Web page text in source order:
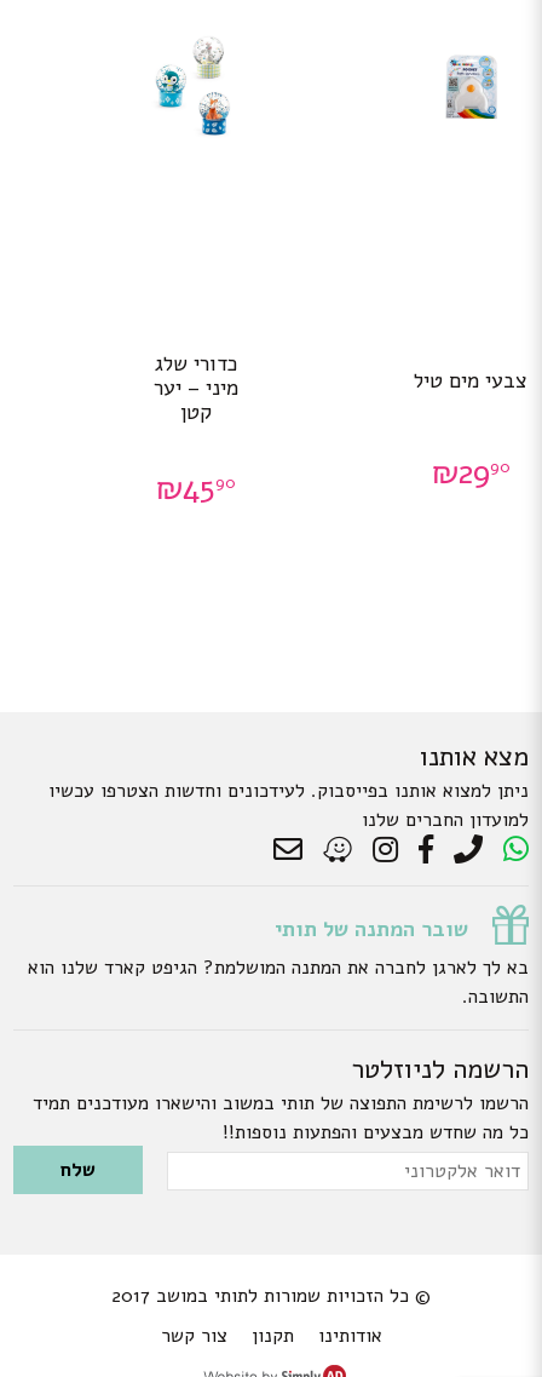
צבעי מים טיל
₪2990
כדורי שלג
מיני – יער
קטן
₪4590
מצא אותנו
ניתן למצוא אותנו בפייסבוק. לעידכונים וחדשות הצטרפו עכשיו
למועדון החברים שלנו
שובר המתנה של תותי
בא לך לארגן לחברה את המתנה המושלמת? הגיפט קארד שלנו הוא
התשובה.
הרשמה לניוזלטר
הרשמו לרשימת התפוצה של תותי במשוב והישארו מעודכנים תמיד
כל מה שחדש מבצעים והפתעות נוספות!!
Please leave this field empty.
דואר
© כל הזכויות שמורות לתותי במושב 2017
אודותינו
תקנון צור קשר